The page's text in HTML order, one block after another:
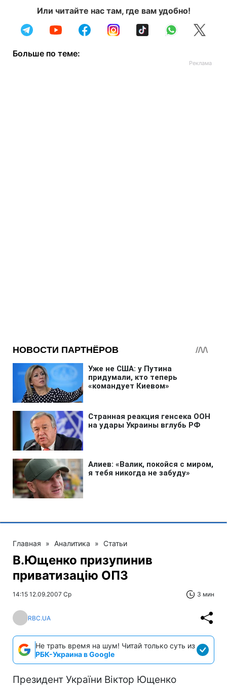
Или читайте нас там, где вам удобно!
Больше по теме:
Главная » Аналитика » Статьи
В.Ющенко призупинив
приватизацію ОПЗ
14:15 12.09.2007 Ср 3 мин
RBC.UA
Не трать время на шум! Читай только суть из
РБК-Украина в Google
Президент України Віктор Ющенко